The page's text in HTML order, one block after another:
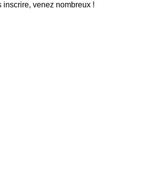
inscrire, venez nombreux !